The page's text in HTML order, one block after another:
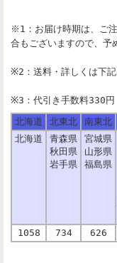
※1：お届け時期は、ご
合もございますので、予
※2：送料・詳しくは下記
※3：代引き手数料330円
北海道
北東北 南東北
北海道
青森県
秋田県
岩手県
宮城県
山形県
福島県
1058 734 626